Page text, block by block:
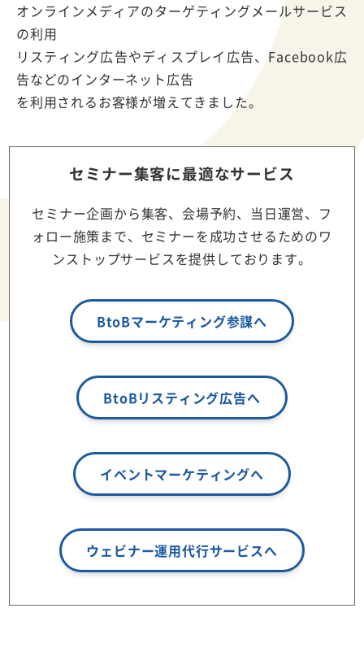
オンラインメディアのターゲティングメールサービス
の利用
リスティング広告やディスプレイ広告、Facebook広
告などのインターネット広告
を利用されるお客様が増えてきました。
セミナー集客に最適なサービス
セミナー企画から集客、会場予約、当日運営、フ
ォロー施策まで、セミナーを成功させるためのワ
ンストップサービスを提供しております。
BtoBマーケティング参謀へ
BtoBリスティング広告へ
イベントマーケティングへ
ウェビナー運用代行サービスへ